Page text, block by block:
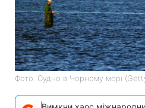
Фото: Судно в Чорному морі